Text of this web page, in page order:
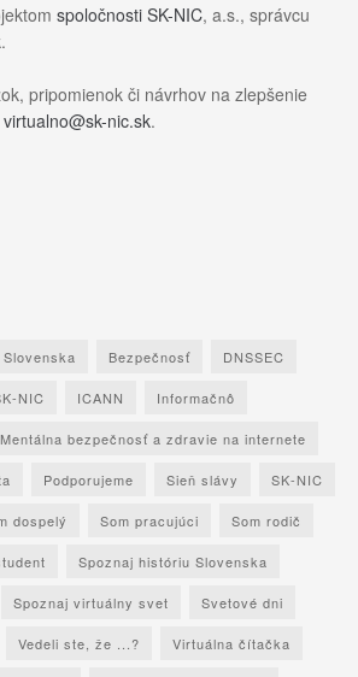
spoločnosti SK-NIC, a.s., správcu
pripomienok či návrhov na zlepšenie
virtualno@sk-nic.sk.
Bezpečnosť DNSSEC
NIC ICANN Informačnô
Mentálna bezpečnosť a zdravie na internete
Podporujeme Sieň slávy SK-NIC
dospelý Som pracujúci Som rodič
Spoznaj históriu Slovenska
Spoznaj virtuálny svet Svetové dni
Vedeli ste, že ...? Virtuálna čítačka